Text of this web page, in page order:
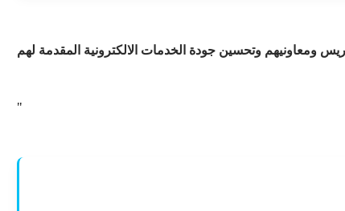
ومعاونيهم وتحسين جودة الخدمات الالكترونية المقدمة لهم
"